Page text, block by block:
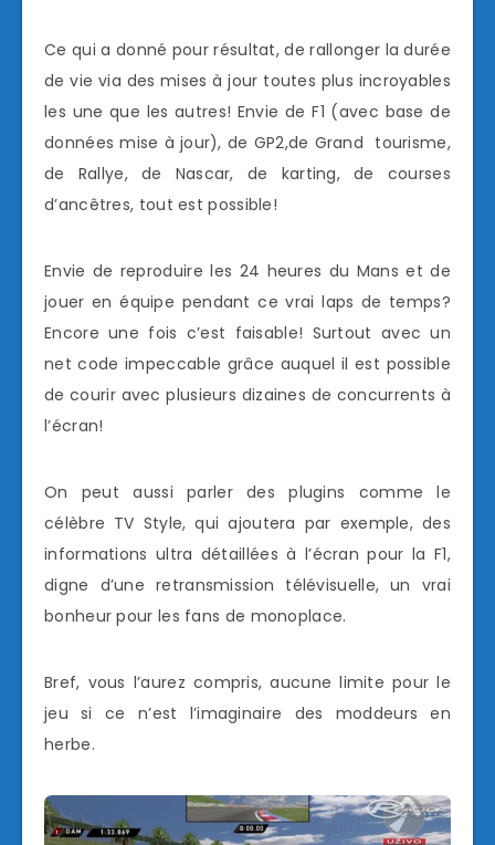
Ce qui a donné pour résultat, de rallonger la durée
de vie via des mises à jour toutes plus incroyables
les une que les autres! Envie de F1 (avec base de
données mise à jour), de GP2,de Grand tourisme,
de Rallye, de Nascar, de karting, de courses
d’ancêtres, tout est possible!
Envie de reproduire les 24 heures du Mans et de
jouer en équipe pendant ce vrai laps de temps?
Encore une fois c’est faisable! Surtout avec un
net code impeccable grâce auquel il est possible
de courir avec plusieurs dizaines de concurrents à
l’écran!
On peut aussi parler des plugins comme le
célèbre TV Style, qui ajoutera par exemple, des
informations ultra détaillées à l’écran pour la F1,
digne d’une retransmission télévisuelle, un vrai
bonheur pour les fans de monoplace.
Bref, vous l’aurez compris, aucune limite pour le
jeu si ce n’est l’imaginaire des moddeurs en
herbe.